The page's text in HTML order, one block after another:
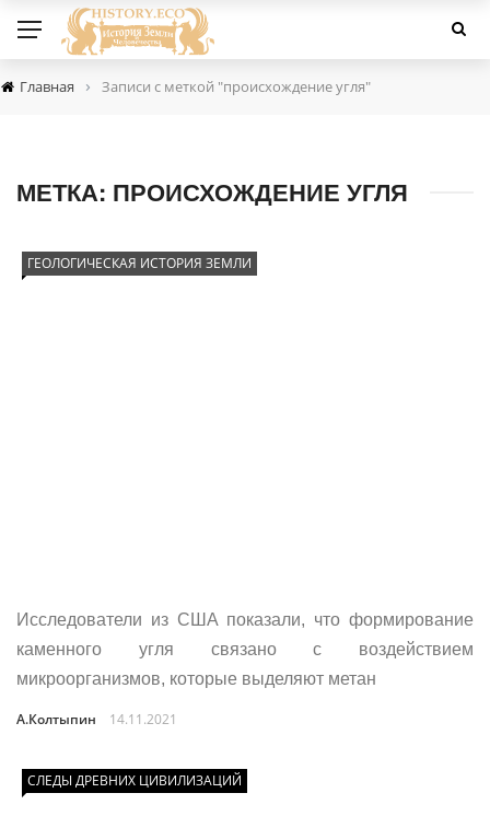
Главная › Записи с меткой "происхождение угля"
МЕТКА: ПРОИСХОЖДЕНИЕ УГЛЯ
ГЕОЛОГИЧЕСКАЯ ИСТОРИЯ ЗЕМЛИ
Исследователи из США показали, что формирование
каменного угля связано с воздействием
микроорганизмов, которые выделяют метан
А.Колтыпин 14.11.2021
СЛЕДЫ ДРЕВНИХ ЦИВИЛИЗАЦИЙ